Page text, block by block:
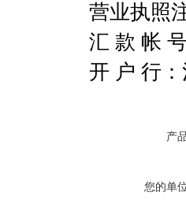
营业执照
汇 款 帐
开 户 行
产
您的单